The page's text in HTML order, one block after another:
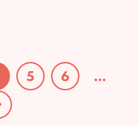
5 6
…